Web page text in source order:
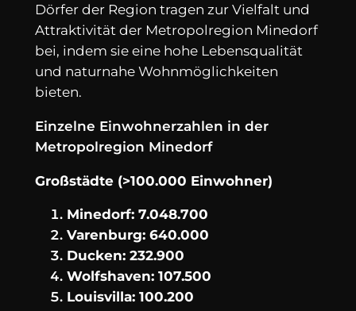
Dörfer der Region tragen zur Vielfalt und
Attraktivität der Metropolregion Minedorf
bei, indem sie eine hohe Lebensqualität
und naturnahe Wohnmöglichkeiten
bieten.
Einzelne Einwohnerzahlen in der
Metropolregion Minedorf
Großstädte (>100.000 Einwohner)
Minedorf: 7.048.700
Varenburg: 640.000
Ducken: 232.900
Wolfshaven: 107.500
Louisvilla: 100.200